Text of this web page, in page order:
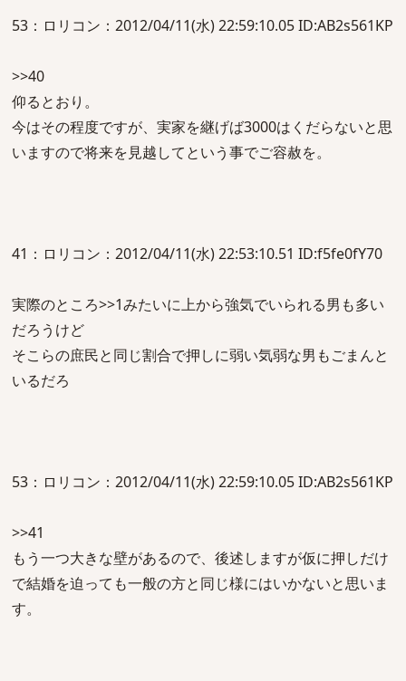
53：ロリコン：2012/04/11(水) 22:59:10.05 ID:AB2s561KP
>>40
仰るとおり。
今はその程度ですが、実家を継げば3000はくだらないと思
いますので将来を見越してという事でご容赦を。
41：ロリコン：2012/04/11(水) 22:53:10.51 ID:f5fe0fY70
実際のところ>>1みたいに上から強気でいられる男も多い
だろうけど
そこらの庶民と同じ割合で押しに弱い気弱な男もごまんと
いるだろ
53：ロリコン：2012/04/11(水) 22:59:10.05 ID:AB2s561KP
>>41
もう一つ大きな壁があるので、後述しますが仮に押しだけ
で結婚を迫っても一般の方と同じ様にはいかないと思いま
す。